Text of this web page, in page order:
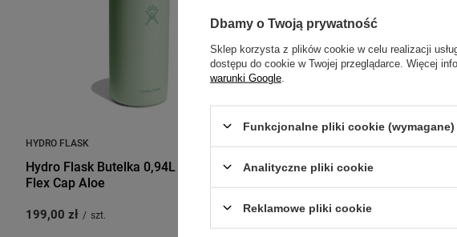
HYDRO FLASK
Hydro Flask Butelka 0,94L Wide Mouth
Flex Cap Aloe
199,00 zł / szt.
Hydro Flask Butelka 0,94L
229,00 zł / szt.
Dbamy o Twoją prywatność
Sklep korzysta z plików cookie w celu realizacji
dostępu do cookie w Twojej przeglądarce. Więcej
warunki Google
Funkcjonalne pliki cookie (wymagane)
Analityczne pliki cookie
Reklamowe pliki cookie